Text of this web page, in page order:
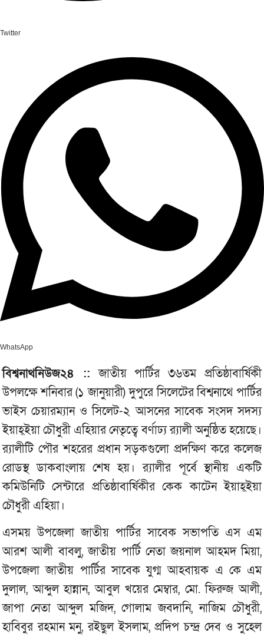
Twitter
WhatsApp
বিশ্বনাথনিউজ২৪ :: জাতীয় পার্টির ৩৬তম প্রতিষ্ঠাবার্ষিকী
উপলক্ষে শনিবার (১ জানুয়ারী) দুপুরে সিলেটের বিশ্বনাথে পার্টির
ভাইস চেয়ারম্যান ও সিলেট-২ আসনের সাবেক সংসদ সদস্য
ইয়াহ্ইয়া চৌধুরী এহিয়ার নেতৃত্বে বর্ণাঢ্য র‌্যালী অনুষ্ঠিত হয়েছে।
র‌্যালীটি পৌর শহরের প্রধান সড়কগুলো প্রদক্ষিণ করে কলেজ
রোডস্থ ডাকবাংলায় শেষ হয়। র‌্যালীর পূর্বে স্থানীয় একটি
কমিউনিটি সেন্টারে প্রতিষ্ঠাবার্ষিকীর কেক কাটেন ইয়াহ্ইয়া
চৌধুরী এহিয়া।
এসময় উপজেলা জাতীয় পার্টির সাবেক সভাপতি এস এম
আরশ আলী বাবলু, জাতীয় পার্টি নেতা জয়নাল আহমদ মিয়া,
উপজেলা জাতীয় পার্টির সাবেক যুগ্ম আহবায়ক এ কে এম
দুলাল, আব্দুল হান্নান, আবুল খয়ের মেম্বার, মো. ফিরুজ আলী,
জাপা নেতা আব্দুল মজিদ, গোলাম জবদানি, নাজিম চৌধুরী,
হাবিবুর রহমান মনু, রইছুল ইসলাম, প্রদিপ চন্দ্র দেব ও সুহেল